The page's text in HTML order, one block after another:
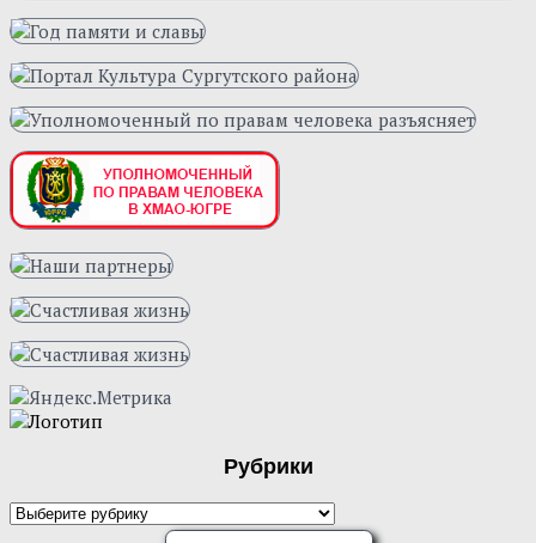
Рубрики
Рубрики